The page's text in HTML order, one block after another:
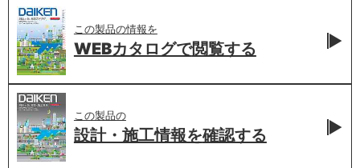
この製品の情報を
WEBカタログで閲覧する
この製品の
設計・施工情報を確認する